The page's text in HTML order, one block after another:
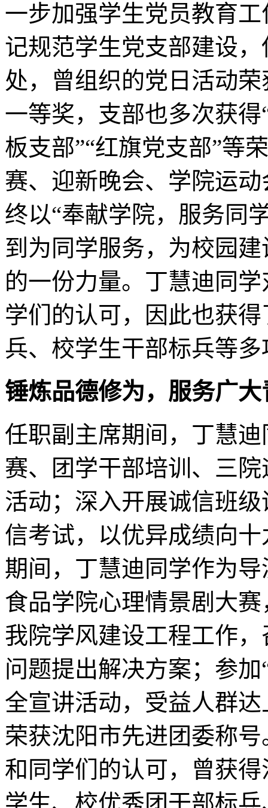
一步加强学生党员教育
记规范学生党支部建设
处，曾组织的党日活动
一等奖，支部也多次获
板支部”“红旗党支部”等
赛、迎新晚会、学院运
终以“奉献学院，服务同
到为同学服务，为校园
的一份力量。丁慧迪同
学们的认可，因此也获
兵、校学生干部标兵等
锤炼品德修为，服务广大
任职副主席期间，丁慧
赛、团学干部培训、三
活动；深入开展诚信班
信考试，以优异成绩向
期间，丁慧迪同学作为
食品学院心理情景剧大
我院学风建设工程工作
问题提出解决方案；参
全宣讲活动，受益人群
荣获沈阳市先进团委称
和同学们的认可，曾获